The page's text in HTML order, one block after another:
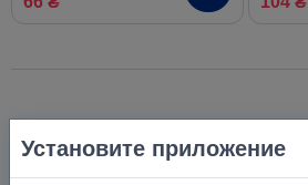
Установите приложение